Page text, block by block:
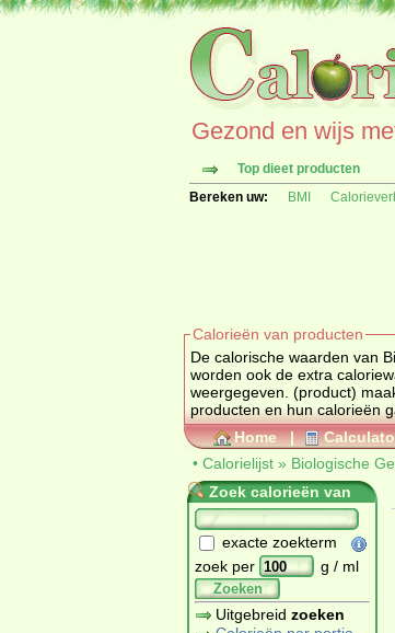
Gezond en wijs
Top dieet producten
Bereken uw:
BMI
Calorieën van producten
De calorische waarden van
worden ook de extra
weergegeven.
producten en hun calorieën
Home |
• Calorielijst » Biologische
Zoek calorieën van
exacte zoekterm
zoek per
g / ml
Zoeken
Uitgebreid zoeken